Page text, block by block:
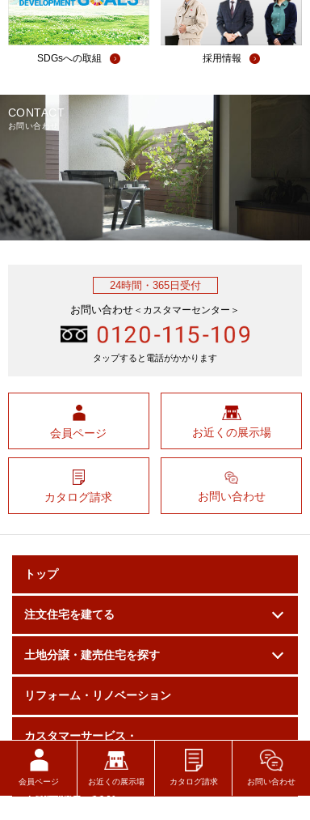
SDGsへの取組 採用情報
CONTACT
お問い合わせ
24時間・ 365日受付
お問い合わせ ＜カスタマーセンター＞
タップすると電話がかかります
会員ページ お近くの展示場
カタログ請求 お問い合わせ
トップ
注文住宅を建てる
土地分譲・建売住宅を探す
リフォーム・リノベーション
カスタマーサービス・
メンテナンス
会員ページ お近くの展示場 カタログ請求 お問い合わせ